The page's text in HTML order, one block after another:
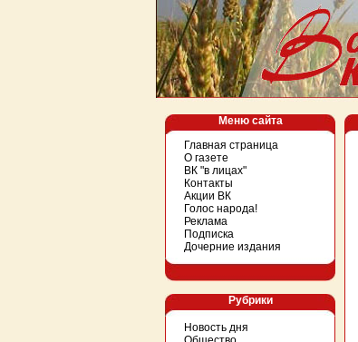
Меню сайта
Главная страница
О газете
ВК "в лицах"
Контакты
Акции ВК
Голос народа!
Реклама
Подписка
Дочерние издания
Рубрики
Новость дня